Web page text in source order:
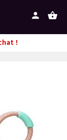
shopping_basket
person
!